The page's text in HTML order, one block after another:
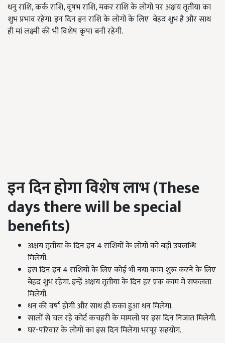
धनु राशि, कर्क राशि, वृषभ राशि, मकर राशि के लोगों पर अक्षय तृतीया का
शुभ प्रभाव रहेगा. इन दिन इन राशि के लोगों के लिए बेहद शुभ है और साथ
ही मां लक्ष्मी की भी विशेष कृपा बनी रहेगी.
इन दिन होगा विशेष लाभ(These
days there will be special
benefits)
अक्षय तृतीया के दिन इन 4 राशियों के लोगों को बड़ी उपलब्धि
मिलेगी.
इस दिन इन 4 राशियों के लिए कोई भी नया काम शुरू करने के लिए
बेहद शुभ रहेगा. इन्हें अक्षय तृतीया के दिन हर एक काम में सफलता
मिलेगी.
धन की वर्षा होगी और साथ ही रुका हुआ धन मिलेगा.
सालों से चल रहे कोर्ट कचहरी के मामलों पर इस दिन निजात मिलेगी.
घर-परिवार के लोगों का इस दिन मिलेगा भरपूर सहयोग.